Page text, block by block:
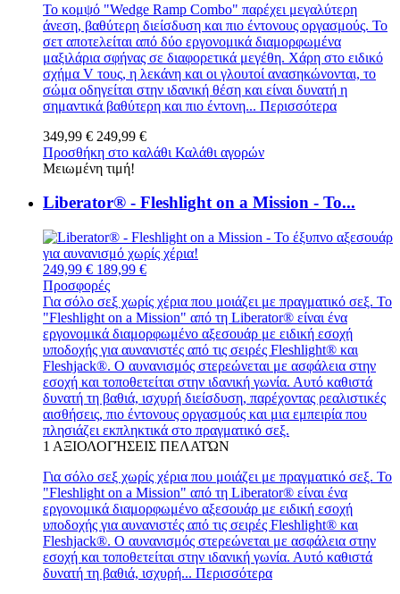
Το κομψό "Wedge Ramp Combo" παρέχει μεγαλύτερη
άνεση, βαθύτερη διείσδυση και πιο έντονους οργασμούς. Το
σετ αποτελείται από δύο εργονομικά διαμορφωμένα
μαξιλάρια σφήνας σε διαφορετικά μεγέθη. Χάρη στο ειδικό
σχήμα V τους, η λεκάνη και οι γλουτοί ανασηκώνονται, το
σώμα οδηγείται στην ιδανική θέση και είναι δυνατή η
σημαντικά βαθύτερη και πιο έντονη... Περισσότερα
349,99 € 249,99 €
Προσθήκη στο καλάθι Καλάθι αγορών
Μειωμένη τιμή!
Liberator® - Fleshlight on a Mission - Το...
249,99 € 189,99 €
Προσφορές
Για σόλο σεξ χωρίς χέρια που μοιάζει με πραγματικό σεξ. Το
"Fleshlight on a Mission" από τη Liberator® είναι ένα
εργονομικά διαμορφωμένο αξεσουάρ με ειδική εσοχή
υποδοχής για αυνανιστές από τις σειρές Fleshlight® και
Fleshjack®. Ο αυνανισμός στερεώνεται με ασφάλεια στην
εσοχή και τοποθετείται στην ιδανική γωνία. Αυτό καθιστά
δυνατή τη βαθιά, ισχυρή διείσδυση, παρέχοντας ρεαλιστικές
αισθήσεις, πιο έντονους οργασμούς και μια εμπειρία που
πλησιάζει εκπληκτικά στο πραγματικό σεξ.
1 ΑΞΙΟΛΟΓΉΣΕΙΣ ΠΕΛΑΤΏΝ
Για σόλο σεξ χωρίς χέρια που μοιάζει με πραγματικό σεξ. Το
"Fleshlight on a Mission" από τη Liberator® είναι ένα
εργονομικά διαμορφωμένο αξεσουάρ με ειδική εσοχή
υποδοχής για αυνανιστές από τις σειρές Fleshlight® και
Fleshjack®. Ο αυνανισμός στερεώνεται με ασφάλεια στην
εσοχή και τοποθετείται στην ιδανική γωνία. Αυτό καθιστά
δυνατή τη βαθιά, ισχυρή... Περισσότερα